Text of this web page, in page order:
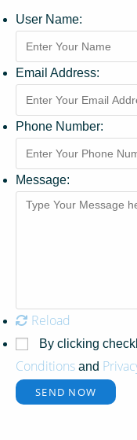
User Name:
Email Address:
Phone Number:
Message:
Reload
By clicking
Conditions and